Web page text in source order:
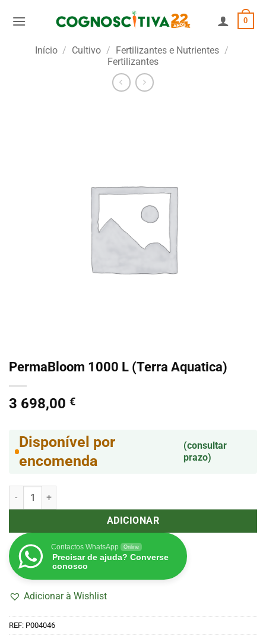
0
Início / Cultivo / Fertilizantes e Nutrientes /
Fertilizantes
PermaBloom 1000 L (Terra Aquatica)
3 698,00 €
Disponível por
encomenda
(consultar
prazo)
Quantidade de PermaBloom 1000 L (Terra Aquatica)
ADICIONAR
Contactos WhatsApp Online
Precisar de ajuda? Converse
conosco
Adicionar à Wishlist
REF: P004046